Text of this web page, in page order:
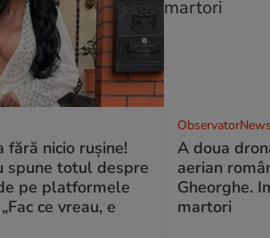
nicio rușine!
spune totul despre
pe platformele
ce vreau, e
A doua
aerian
Gheorghe.
martori